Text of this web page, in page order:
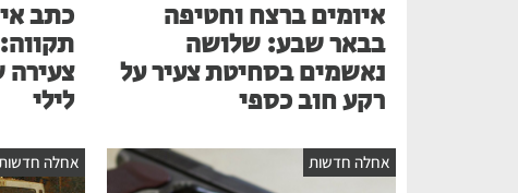
איומים ברצח וחטיפה
בבאר שבע: שלושה
נאשמים בסחיטת צעיר על
רקע חוב כספי
כתב
צעירה
לילי
אחלה חדשות אחלה